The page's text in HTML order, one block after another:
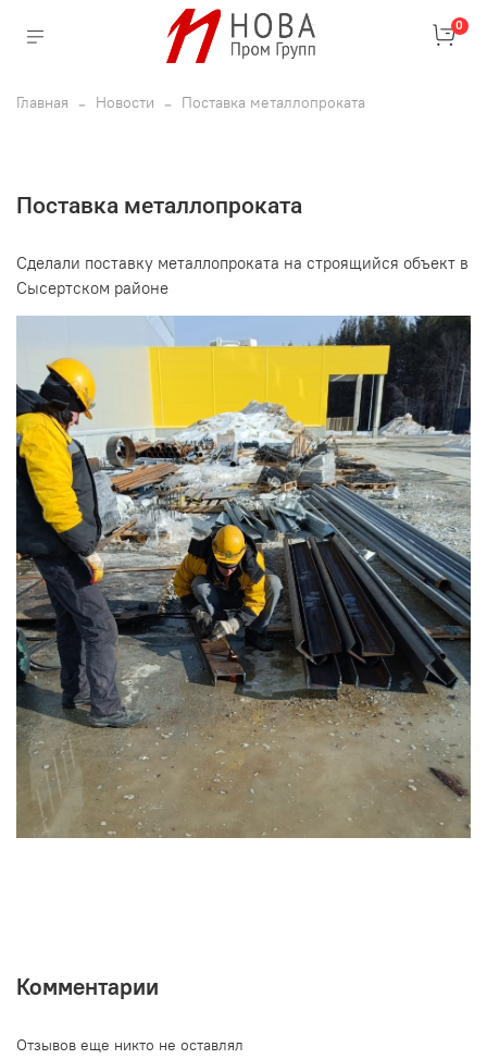
0
Главная Новости Поставка металлопроката
Поставка металлопроката
Сделали поставку металлопроката на строящийся объект в
Сысертском районе
Комментарии
Отзывов еще никто не оставлял